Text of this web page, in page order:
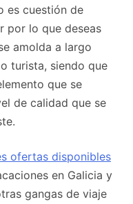
es cuestión de
por lo que deseas
amolda a largo
turista, siendo que
que se
de calidad que se
ofertas disponibles
en Galicia y
gangas de viaje